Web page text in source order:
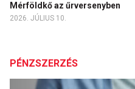
Mérföldkő az űrversenyben
2026. JÚLIUS 10.
PÉNZSZERZÉS